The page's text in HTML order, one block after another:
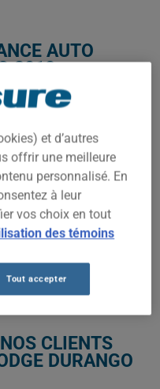
AUTO
2018.
de données
année, ou
un prix personnalisé.
votre véhicule DODGE
que jamais de comparer
CLIENTS
DURANGO
et d’autres
offrir une meilleure
personnalisé. En
à leur
vos choix en tout
des témoins
Tout accepter